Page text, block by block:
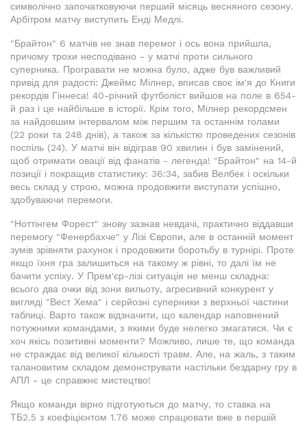
символічно започатковуючи перший місяць весняного сезону.
Арбітром матчу виступить Енді Медлі.
"Брайтон" 6 матчів не знав перемог і ось вона прийшла,
причому трохи несподівано - у матчі проти сильного
суперника. Програвати не можна було, адже був важливий
привід для радості: Джеймс Мілнер, вписав своє ім'я до Книги
рекордів Гіннеса! 40-річний футболіст вийшов на поле в 654-
й раз і це найбільше в історії. Крім того, Мілнер рекордсмен
за найдовшим інтервалом між першим та останнім голами
(22 роки та 248 днів), а також за кількістю проведених сезонів
поспіль (24). У матчі він відіграв 90 хвилин і був замінений,
щоб отримати овації від фанатів - легенда! "Брайтон" на 14-й
позиції і покращив статистику: 36:34, забив Велбек і оскільки
весь склад у строю, можна продовжити виступати успішно,
здобуваючи перемоги.
"Ноттінгем Форест" знову зазнав невдачі, практично віддавши
перемогу "Фенербахче" у Лізі Європи, але в останній момент
зумів зрівняти рахунок і продовжити боротьбу в турнірі. Проте
якщо їхня гра залишиться на такому ж рівні, то далі їм не
бачити успіху. У Прем'єр-лізі ситуація не менш складна:
всього два очки від зони вильоту, агресивний конкурент у
вигляді "Вест Хема" і серйозні суперники з верхньої частини
таблиці. Варто також відзначити, що календар наповнений
потужними командами, з якими буде нелегко змагатися. Чи є
хоч якісь позитивні моменти? Можливо, лише те, що команда
не страждає від великої кількості травм. Але, на жаль, з таким
талановитим складом демонструвати настільки бездарну гру в
АПЛ - це справжнє мистецтво!
Якщо команди вірно підготуються до матчу, то ставка на
ТБ2.5 з коефіцієнтом 1.76 може спрацювати вже в першій